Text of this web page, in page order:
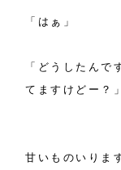
「はぁ」
「どうしたんで
てますけどー？」
甘いものいりま